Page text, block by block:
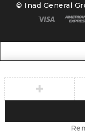
© Inad General